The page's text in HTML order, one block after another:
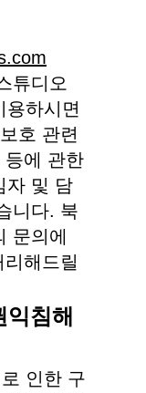
튜디오
용하시면
호 관련
등에 관한
자 및 담
니다. 북
문의에
해드릴
침해
인한 구